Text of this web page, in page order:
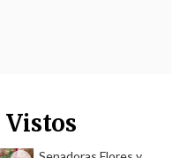
Vistos